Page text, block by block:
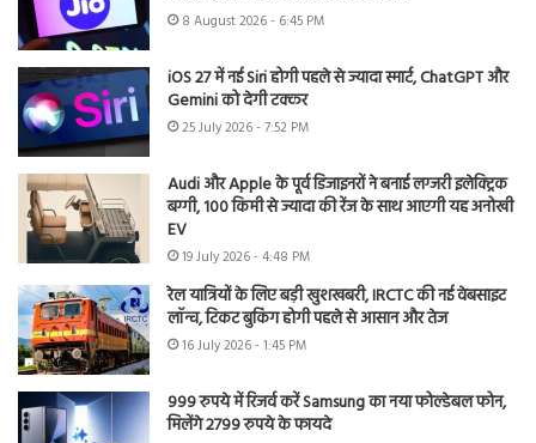
8 August 2026 - 6:45 PM
iOS 27 में नई Siri होगी पहले से ज्यादा स्मार्ट, ChatGPT और
Gemini को देगी टक्कर
25 July 2026 - 7:52 PM
Audi और Apple के पूर्व डिजाइनरों ने बनाई लग्जरी इलेक्ट्रिक
बग्गी, 100 किमी से ज्यादा की रेंज के साथ आएगी यह अनोखी
EV
19 July 2026 - 4:48 PM
रेल यात्रियों के लिए बड़ी खुशखबरी, IRCTC की नई वेबसाइट
लॉन्च, टिकट बुकिंग होगी पहले से आसान और तेज
16 July 2026 - 1:45 PM
999 रुपये में रिजर्व करें Samsung का नया फोल्डेबल फोन,
मिलेंगे 2799 रुपये के फायदे